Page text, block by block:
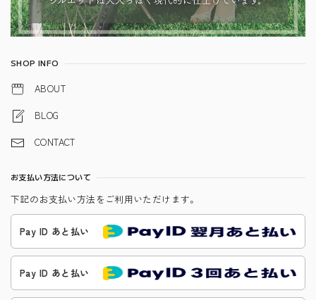
SHOP INFO
ABOUT
BLOG
CONTACT
お支払い方法について
下記のお支払い方法をご利用いただけます。
Pay ID あと払い
Pay ID あと払い